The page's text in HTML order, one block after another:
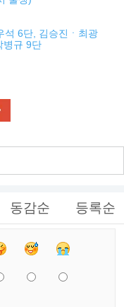
석 6단, 김승진ㆍ최광
병규 9단
동감순 등록순